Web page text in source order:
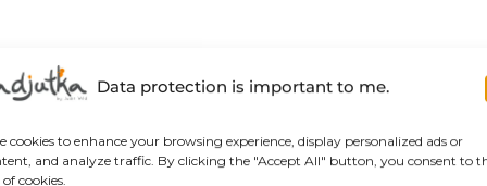
Data protection is important to me.
cookies to enhance your browsing experience, display personalized ads or
and analyze traffic. By clicking the "Accept All" button, you consent to
of cookies.